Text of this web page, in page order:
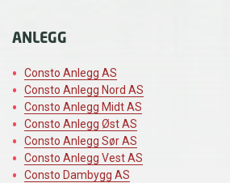
ANLEGG
Consto Anlegg AS
Consto Anlegg Nord AS
Consto Anlegg Midt AS
Consto Anlegg Øst AS
Consto Anlegg Sør AS
Consto Anlegg Vest AS
Consto Dambygg AS